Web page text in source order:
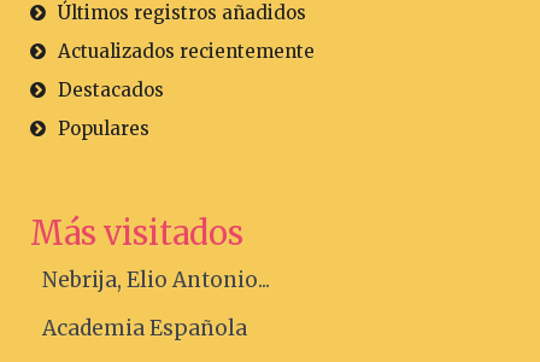
Últimos registros añadidos
Actualizados recientemente
Destacados
Populares
Más visitados
Nebrija, Elio Antonio...
Academia Española